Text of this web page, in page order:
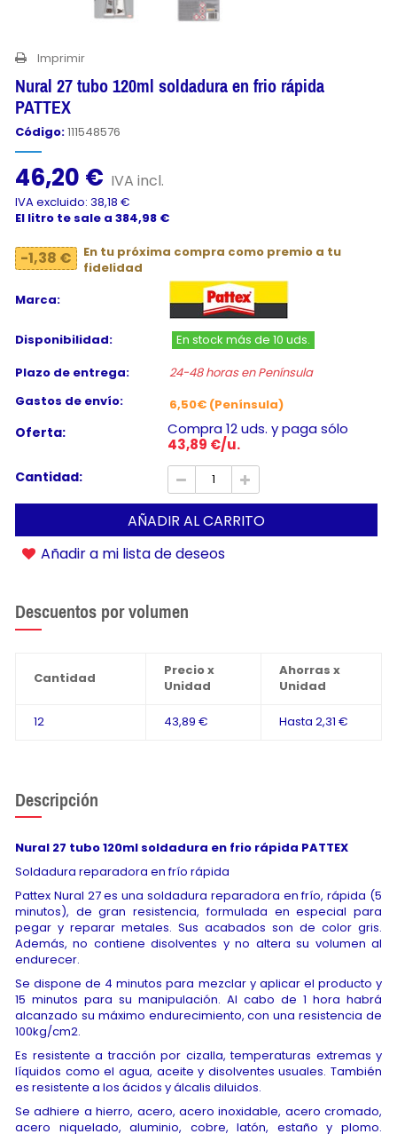
Imprimir
Nural 27 tubo 120ml soldadura en frio rápida
PATTEX
Código:111548576
46,20 € IVA incl.
IVA excluido: 38,18 €
El litro te sale a 384,98 €
-1,38 €
En tu próxima compra como premio a tu
fidelidad
Marca:
Disponibilidad:
En stock más de 10 uds.
Plazo de entrega:
24-48 horas en Península
Gastos de envío:
6,50€ (Península)
Oferta:
Compra 12 uds. y paga sólo
43,89 €/u.
Cantidad:
AÑADIR AL CARRITO
Añadir a mi lista de deseos
Descuentos por volumen
Cantidad
Precio x
Unidad
Ahorras x
Unidad
12 43,89 € Hasta 2,31 €
Descripción
Nural 27 tubo 120ml soldadura en frio rápida PATTEX
Soldadura reparadora en frío rápida
Pattex Nural 27 es una soldadura reparadora en frío, rápida (5
minutos), de gran resistencia, formulada en especial para
pegar y reparar metales. Sus acabados son de color gris.
Además, no contiene disolventes y no altera su volumen al
endurecer.
Se dispone de 4 minutos para mezclar y aplicar el producto y
15 minutos para su manipulación. Al cabo de 1 hora habrá
alcanzado su máximo endurecimiento, con una resistencia de
100kg/cm2.
Es resistente a tracción por cizalla, temperaturas extremas y
líquidos como el agua, aceite y disolventes usuales. También
es resistente a los ácidos y álcalis diluidos.
Se adhiere a hierro, acero, acero inoxidable, acero cromado,
acero niquelado, aluminio, cobre, latón, estaño y plomo.